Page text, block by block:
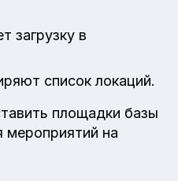
загрузку в
список локаций.
площадки базы
мероприятий на